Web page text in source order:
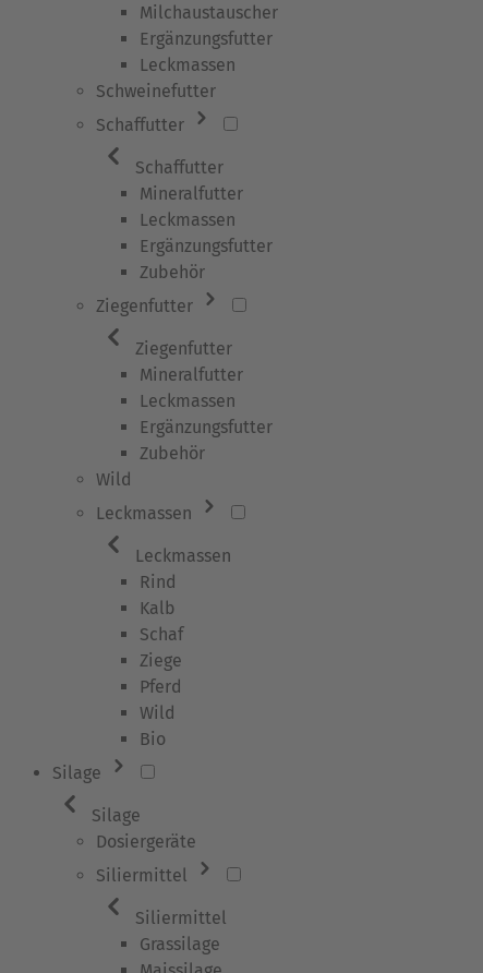
Milchaustauscher
Ergänzungsfutter
Leckmassen
Schweinefutter
Schaffutter
Schaffutter
Mineralfutter
Leckmassen
Ergänzungsfutter
Zubehör
Ziegenfutter
Ziegenfutter
Mineralfutter
Leckmassen
Ergänzungsfutter
Zubehör
Wild
Leckmassen
Leckmassen
Rind
Kalb
Schaf
Ziege
Pferd
Wild
Bio
Silage
Silage
Dosiergeräte
Siliermittel
Siliermittel
Grassilage